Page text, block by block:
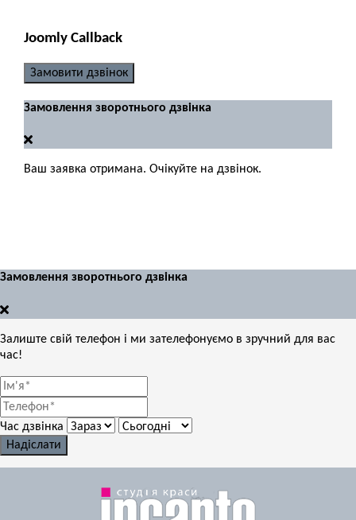
Joomly Callback
Замовити дзвінок
Замовлення зворотнього дзвінка
Ваш заявка отримана. Очікуйте на дзвінок.
Замовлення зворотнього дзвінка
Залиште свій телефон і ми зателефонуємо в зручний для вас
час!
Час дзвінка
Надіслати